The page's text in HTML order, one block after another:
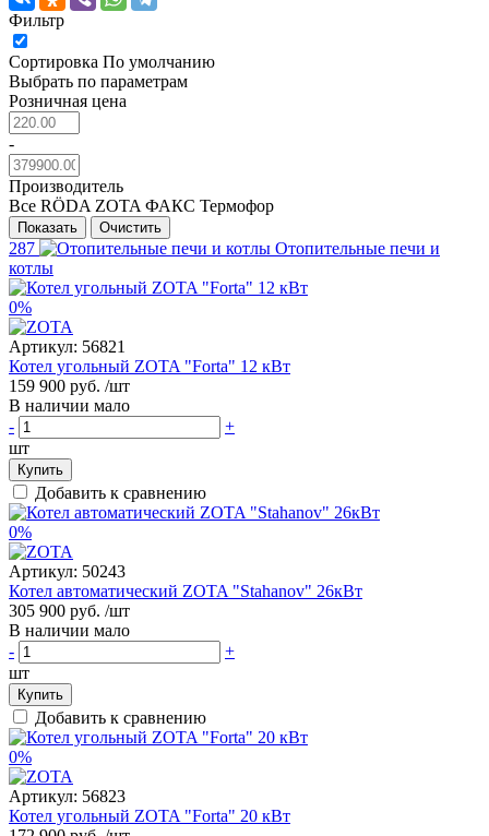
Фильтр
Сортировка По умолчанию
Выбрать по параметрам
Розничная цена
-
Производитель
Все RÖDA ZOTA ФАКС Термофор
Показать Очистить
287
Отопительные печи и
котлы
0%
Артикул: 56821
Котел угольный ZOTA "Forta" 12 кВт
159 900 руб. /шт
В наличии мало
-
+
шт
Купить
Добавить к сравнению
0%
Артикул: 50243
Котел автоматический ZOTA "Stahanov" 26кВт
305 900 руб. /шт
В наличии мало
-
+
шт
Купить
Добавить к сравнению
0%
Артикул: 56823
Котел угольный ZOTA "Forta" 20 кВт